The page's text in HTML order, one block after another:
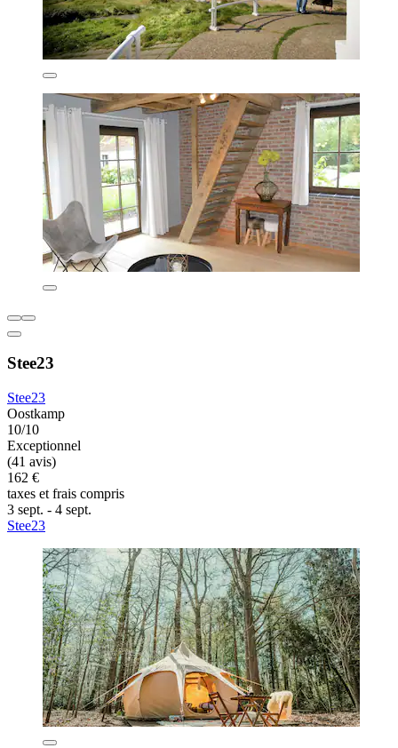
Stee23
Stee23
Oostkamp
10/10
Exceptionnel
(41 avis)
162 €
taxes et frais compris
3 sept. - 4 sept.
Stee23